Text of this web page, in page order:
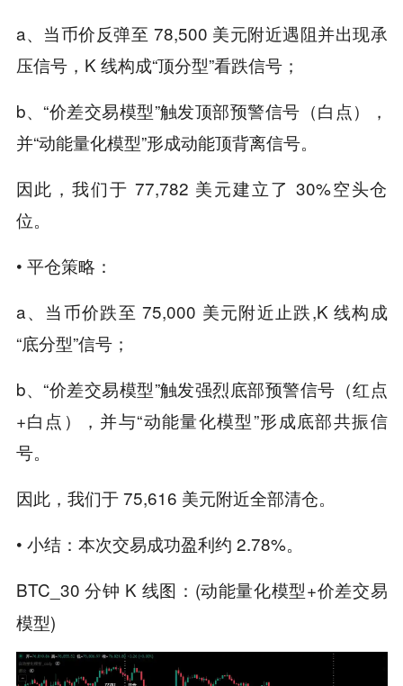
a、当币价反弹至 78,500 美元附近遇阻并出现承
压信号，K 线构成“顶分型”看跌信号；
b、“价差交易模型”触发顶部预警信号（白点），
并“动能量化模型”形成动能顶背离信号。
因此，我们于 77,782 美元建立了 30%空头仓
位。
• 平仓策略：
a、当币价跌至 75,000 美元附近止跌,K 线构成
“底分型”信号；
b、“价差交易模型”触发强烈底部预警信号（红点
+白点），并与“动能量化模型”形成底部共振信
号。
因此，我们于 75,616 美元附近全部清仓。
• 小结：本次交易成功盈利约 2.78%。
BTC_30 分钟 K 线图：(动能量化模型+价差交易
模型)